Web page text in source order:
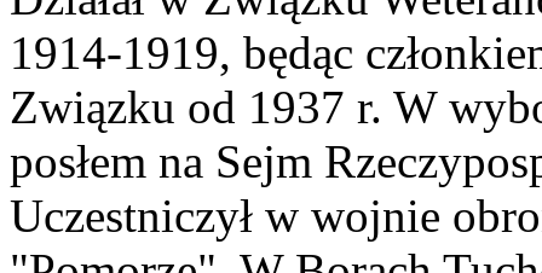
1914-1919, będąc
Związku od 1937 r. W
posłem na Sejm
Uczestniczył w wojnie